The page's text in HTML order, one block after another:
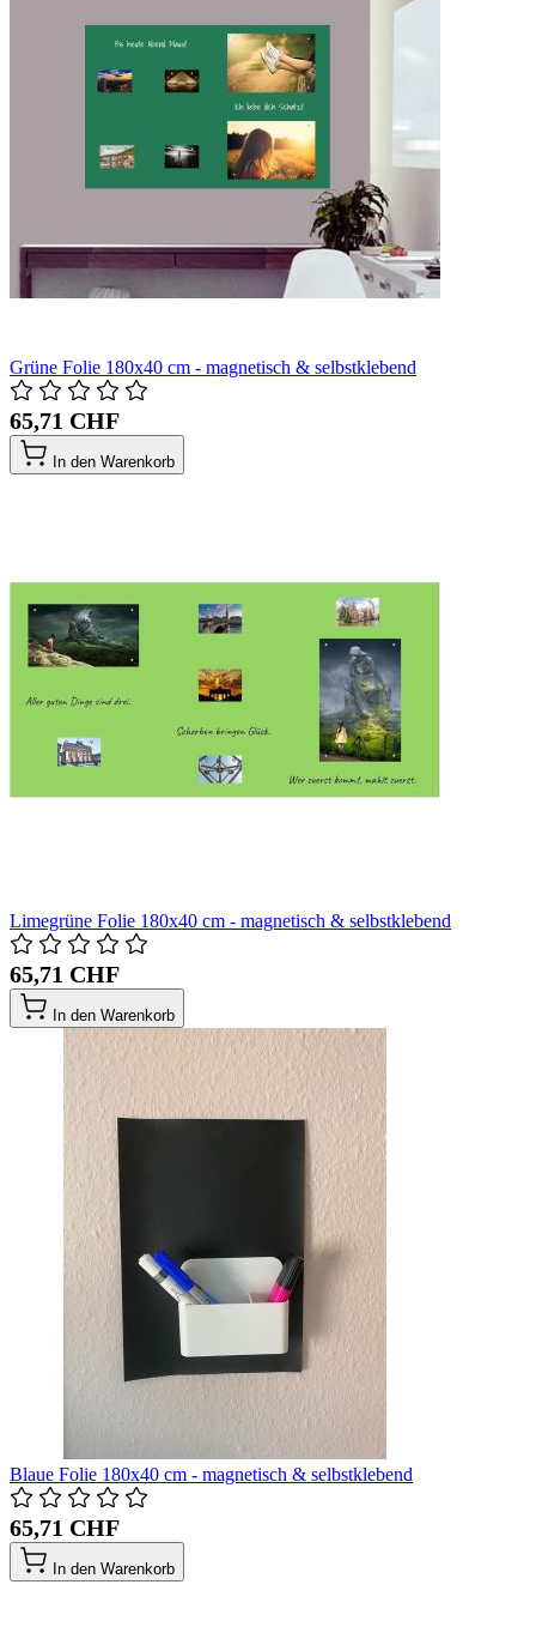
Grüne Folie 180x40 cm - magnetisch & selbstklebend
65,71 CHF
In den Warenkorb
Limegrüne Folie 180x40 cm - magnetisch & selbstklebend
65,71 CHF
In den Warenkorb
Blaue Folie 180x40 cm - magnetisch & selbstklebend
65,71 CHF
In den Warenkorb